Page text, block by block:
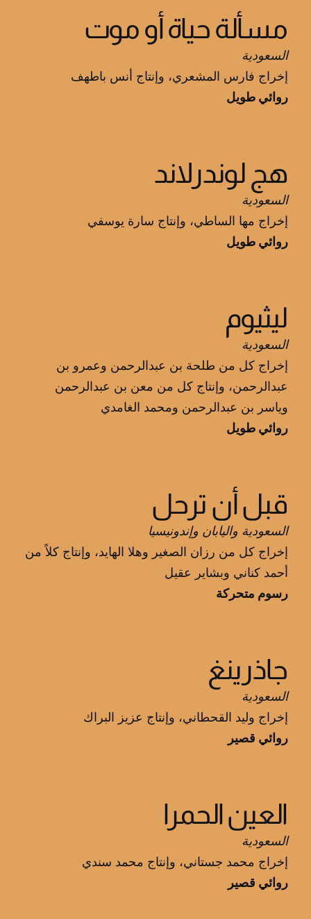
مسألة حياة أو موت
السعودية
إخراج فارس المشعري، وإنتاج أنس باطهف
روائي طويل
هج لوندرلاند
السعودية
إخراج مها الساطي، وإنتاج سارة يوسفي
روائي طويل
ليثيوم
السعودية
إخراج كل من طلحة بن عبدالرحمن وعمرو بن
عبدالرحمن، وإنتاج كل من معن بن عبدالرحمن
وياسر بن عبدالرحمن ومحمد الغامدي
روائي طويل
قبل أن ترحل
السعودية واليابان وإندونيسيا
إخراج كل من رزان الصغير وهلا الهايد، وإنتاج كلاً من
أحمد كناني وبشاير عقيل
رسوم متحركة
جاذرينغ
السعودية
إخراج وليد القحطاني، وإنتاج عزيز البراك
روائي قصير
العين الحمرا
السعودية
إخراج محمد جستاني، وإنتاج محمد سندي
روائي قصير